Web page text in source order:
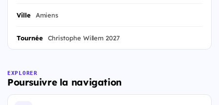
Ville Amiens
Tournée Christophe Willem 2027
EXPLORER
Poursuivre la navigation